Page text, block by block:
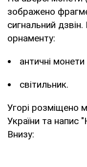
зображено
сигнальний
орнаменту:
античні
світильник.
Угорі розміщено
України та напис
Внизу: